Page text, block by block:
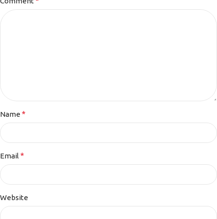
Name *
Email *
Website